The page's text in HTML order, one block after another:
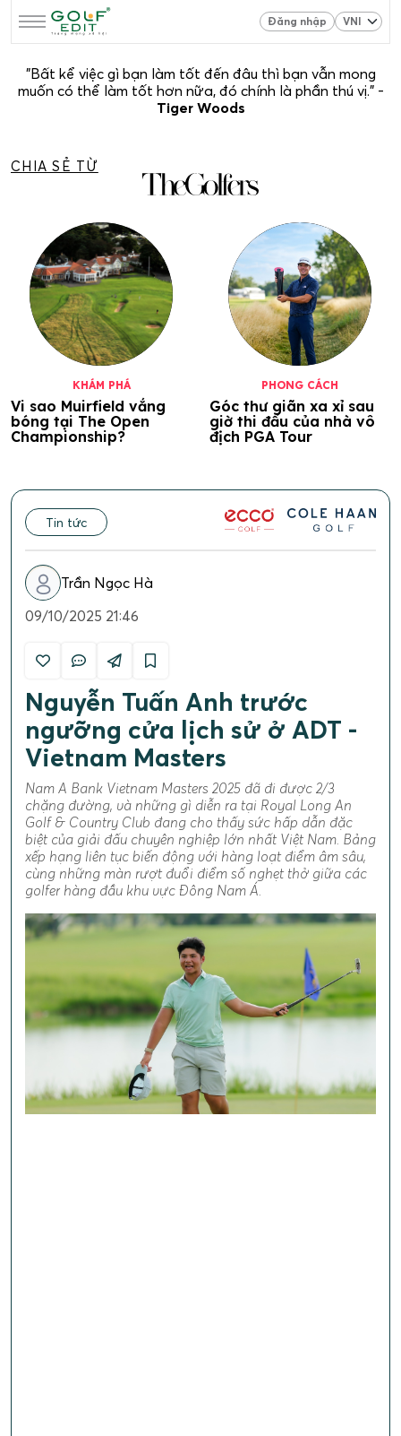
Đăng nhập
"Bất kể việc gì bạn làm tốt đến đâu thì bạn vẫn mong
muốn có thể làm tốt hơn nữa, đó chính là phần thú vị." -
Tiger Woods
CHIA SẺ TỪ
KHÁM PHÁ
Vi sao Muirfield vắng
bóng tại The Open
Championship?
PHONG CÁCH
Góc thư giãn xa xỉ sau
giờ thi đấu của nhà vô
địch PGA Tour
Tin tức
Trần Ngọc Hà
09/10/2025 21:46
Nguyễn Tuấn Anh trước
ngưỡng cửa lịch sử ở ADT -
Vietnam Masters
Nam A Bank Vietnam Masters 2025 đã đi được 2/3
chặng đường, và những gì diễn ra tại Royal Long An
Golf & Country Club đang cho thấy sức hấp dẫn đặc
biệt của giải đấu chuyên nghiệp lớn nhất Việt Nam. Bảng
xếp hạng liên tục biến động với hàng loạt điểm âm sâu,
cùng những màn rượt đuổi điểm số nghẹt thở giữa các
golfer hàng đầu khu vực Đông Nam Á.